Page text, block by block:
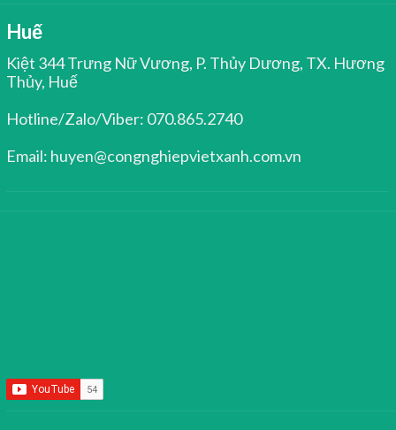
Huế
Kiệt 344 Trưng Nữ Vương, P. Thủy Dương, TX. Hương
Thủy, Huế
Hotline/Zalo/Viber: 070.865.2740
Email: huyen@congnghiepvietxanh.com.vn